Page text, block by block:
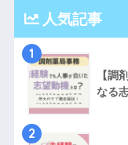
人気記事
1
【調
なる
2